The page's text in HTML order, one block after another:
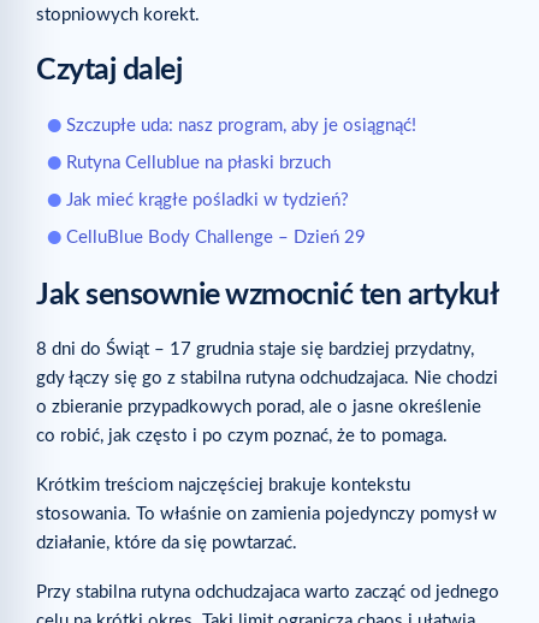
stopniowych korekt.
Czytaj dalej
Szczupłe uda: nasz program, aby je osiągnąć!
Rutyna Cellublue na płaski brzuch
Jak mieć krągłe pośladki w tydzień?
CelluBlue Body Challenge – Dzień 29
Jak sensownie wzmocnić ten artykuł
8 dni do Świąt – 17 grudnia staje się bardziej przydatny,
gdy łączy się go z stabilna rutyna odchudzajaca. Nie chodzi
o zbieranie przypadkowych porad, ale o jasne określenie
co robić, jak często i po czym poznać, że to pomaga.
Krótkim treściom najczęściej brakuje kontekstu
stosowania. To właśnie on zamienia pojedynczy pomysł w
działanie, które da się powtarzać.
Przy stabilna rutyna odchudzajaca warto zacząć od jednego